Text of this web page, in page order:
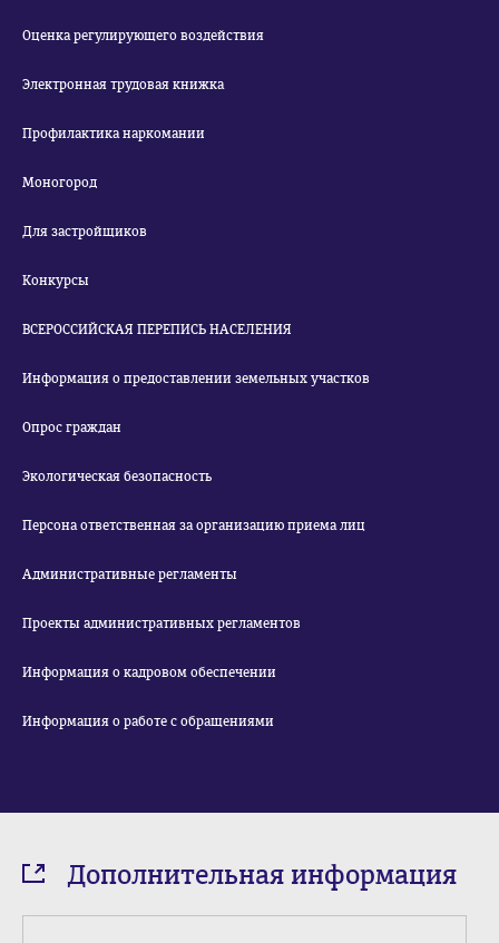
Оценка регулирующего воздействия
Электронная трудовая книжка
Профилактика наркомании
Моногород
Для застройщиков
Конкурсы
ВСЕРОССИЙСКАЯ ПЕРЕПИСЬ НАСЕЛЕНИЯ
Информация о предоставлении земельных участков
Опрос граждан
Экологическая безопасность
Персона ответственная за организацию приема лиц
Административные регламенты
Проекты административных регламентов
Информация о кадровом обеспечении
Информация о работе с обращениями
Дополнительная информация